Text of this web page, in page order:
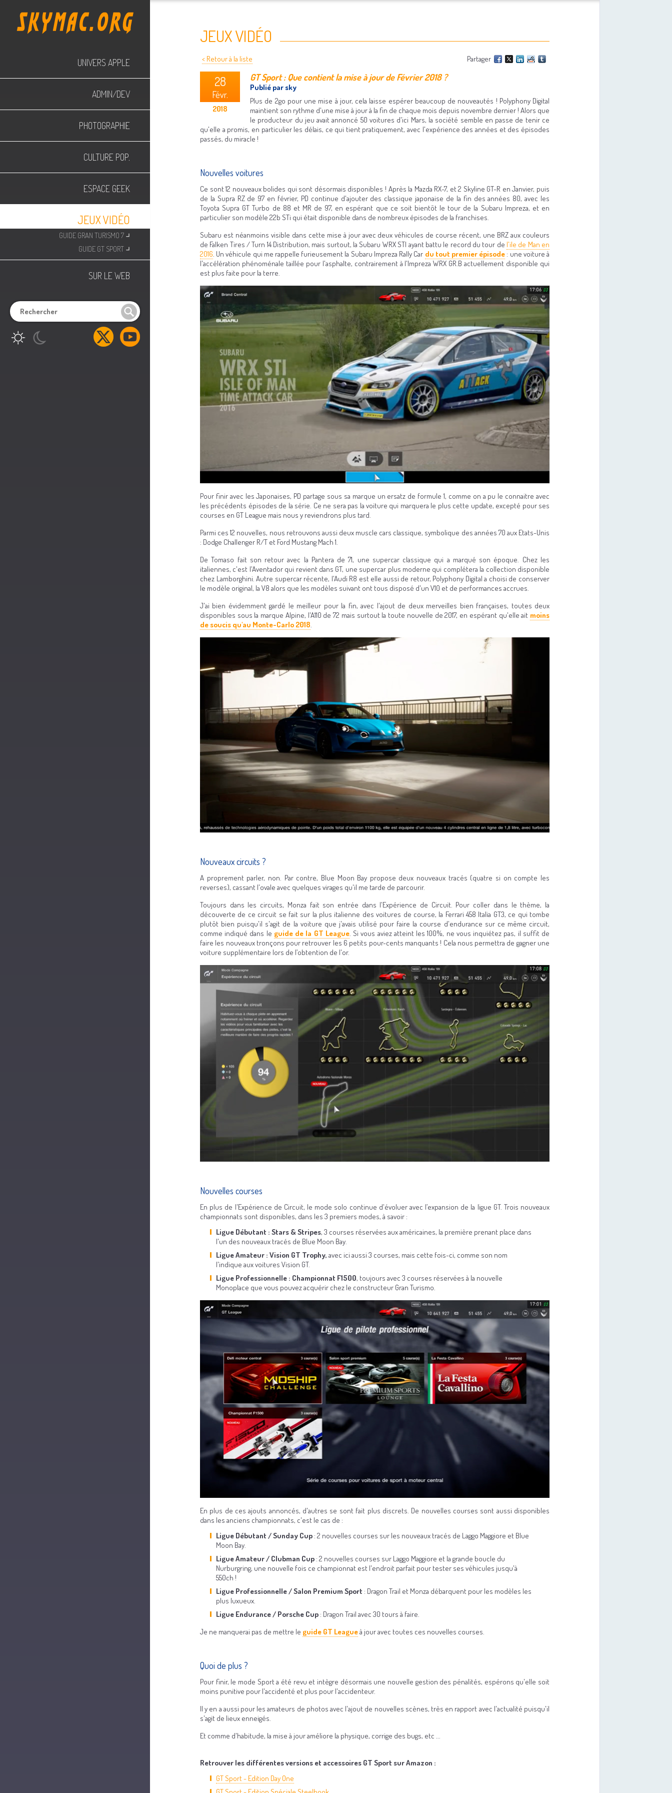
UNIVERS APPLE
ADMIN/DEV
PHOTOGRAPHIE
CULTURE POP.
ESPACE GEEK
JEUX VIDÉO
GUIDE GRAN TURISMO 7⌟
GUIDE GT SPORT ⌟
SUR LE WEB
JEUX VIDÉO
Partager
< Retour à la liste
28
Févr.
2018
GT Sport : Que contient la mise à jour de Février 2018 ?
Publié par sky
Plus de 2go pour une mise à jour, cela laisse espérer beaucoup de nouveautés ! Polyphony Digital
maintient son rythme d'une mise à jour à la fin de chaque mois depuis novembre dernier ! Alors que
le producteur du jeu avait annoncé 50 voitures d'ici Mars, la société semble en passe de tenir ce
qu'elle a promis, en particulier les délais, ce qui tient pratiquement, avec l'expérience des années et des épisodes
passés, du miracle !
Nouvelles voitures
Ce sont 12 nouveaux bolides qui sont désormais disponibles ! Après la Mazda RX-7, et 2 Skyline GT-R en Janvier, puis
de la Supra RZ de 97 en février, PD continue d'ajouter des classique japonaise de la fin des années 80, avec les
Toyota Supra GT Turbo de 88 et MR de 97, en espérant que ce soit bientôt le tour de la Subaru Impreza, et en
particulier son modèle 22b STi qui était disponible dans de nombreux épisodes de la franchises.
Subaru est néanmoins visible dans cette mise à jour avec deux véhicules de course récent, une BRZ aux couleurs
de Falken Tires / Turn 14 Distribution, mais surtout, la Subaru WRX STI ayant battu le record du tour de l'ile de Man en
2016. Un véhicule qui me rappelle furieusement la Subaru Impreza Rally Car du tout premier épisode : une voiture à
l'accélération phénoménale taillée pour l'asphalte, contrairement à l'Impreza WRX GR.B actuellement disponible qui
est plus faite pour la terre.
Pour finir avec les Japonaises, PD partage sous sa marque un ersatz de formule 1, comme on a pu le connaitre avec
les précédents épisodes de la série. Ce ne sera pas la voiture qui marquera le plus cette update, excepté pour ses
courses en GT League mais nous y reviendrons plus tard.
Parmi ces 12 nouvelles, nous retrouvons aussi deux muscle cars classique, symbolique des années 70 aux Etats-Unis
: Dodge Challenger R/T et Ford Mustang Mach 1.
De Tomaso fait son retour avec la Pantera de 71, une supercar classique qui a marqué son époque. Chez les
italiennes, c'est l'Aventador qui revient dans GT, une supercar plus moderne qui complétera la collection disponible
chez Lamborghini. Autre supercar récente, l'Audi R8 est elle aussi de retour, Polyphony Digital a choisi de conserver
le modèle original, la V8 alors que les modèles suivant ont tous disposé d'un V10 et de performances accrues.
J'ai bien évidemment gardé le meilleur pour la fin, avec l'ajout de deux merveilles bien françaises, toutes deux
disponibles sous la marque Alpine, l'A110 de 72 mais surtout la toute nouvelle de 2017, en espérant qu'elle ait moins
de soucis qu'au Monte-Carlo 2018.
Nouveaux circuits ?
A proprement parler, non. Par contre, Blue Moon Bay propose deux nouveaux tracés (quatre si on compte les
reverses), cassant l'ovale avec quelques virages qu'il me tarde de parcourir.
Toujours dans les circuits, Monza fait son entrée dans l'Expérience de Circuit. Pour coller dans le thème, la
découverte de ce circuit se fait sur la plus italienne des voitures de course, la Ferrari 458 Italia GT3, ce qui tombe
plutôt bien puisqu'il s'agit de la voiture que j'avais utilisé pour faire la course d'endurance sur ce même circuit,
comme indiqué dans le guide de la GT League. Si vous aviez atteint les 100%, ne vous inquiétez pas, il suffit de
faire les nouveaux tronçons pour retrouver les 6 petits pour-cents manquants ! Cela nous permettra de gagner une
voiture supplémentaire lors de l’obtention de l'or.
Nouvelles courses
En plus de l'Expérience de Circuit, le mode solo continue d'évoluer avec l’expansion de la ligue GT. Trois nouveaux
championnats sont disponibles, dans les 3 premiers modes, à savoir :
Ligue Débutant : Stars & Stripes, 3 courses réservées aux américaines, la première prenant place dans
l'un des nouveaux tracés de Blue Moon Bay.
Ligue Amateur : Vision GT Trophy, avec ici aussi 3 courses, mais cette fois-ci, comme son nom
l'indique aux voitures Vision GT.
Ligue Professionnelle : Championnat F1500, toujours avec 3 courses réservées à la nouvelle
Monoplace que vous pouvez acquérir chez le constructeur Gran Turismo.
En plus de ces ajouts annoncés, d'autres se sont fait plus discrets. De nouvelles courses sont aussi disponibles
dans les anciens championnats, c'est le cas de :
Ligue Débutant / Sunday Cup : 2 nouvelles courses sur les nouveaux tracés de Laggo Maggiore et Blue
Moon Bay.
Ligue Amateur / Clubman Cup : 2 nouvelles courses sur Laggo Maggiore et la grande boucle du
Nurburgring, une nouvelle fois ce championnat est l'endroit parfait pour tester ses véhicules jusqu'à
550ch !
Ligue Professionnelle / Salon Premium Sport : Dragon Trail et Monza débarquent pour les modèles les
plus luxueux.
Ligue Endurance / Porsche Cup : Dragon Trail avec 30 tours à faire.
Je ne manquerai pas de mettre le guide GT Leagueà jour avec toutes ces nouvelles courses.
Quoi de plus ?
Pour finir, le mode Sport a été revu et intègre désormais une nouvelle gestion des pénalités, espérons qu'elle soit
moins punitive pour l'accidenté et plus pour l'accidenteur.
Il y en a aussi pour les amateurs de photos avec l'ajout de nouvelles scènes, très en rapport avec l'actualité puisqu'il
s'agit de lieux enneigés.
Et comme d'habitude, la mise à jour améliore la physique, corrige des bugs, etc ...
Retrouver les différentes versions et accessoires GT Sport sur Amazon :
GT Sport - Edition Day One